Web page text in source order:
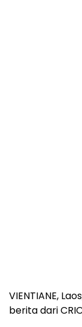
VIENTIANE,
berita dari